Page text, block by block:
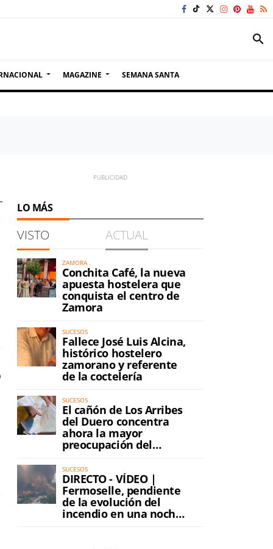
search
MAGAZINE SEMANA SANTA
LO MÁS
VISTO ACTUAL
ZAMORA
Conchita Café, la nueva
apuesta hostelera que
conquista el centro de
Zamora
SUCESOS
Fallece José Luis Alcina,
histórico hostelero
zamorano y referente
de la coctelería
SUCESOS
El cañón de Los Arribes
del Duero concentra
ahora la mayor
preocupación del
incendio
SUCESOS
DIRECTO - VÍDEO |
Fermoselle, pendiente
de la evolución del
incendio en una noche